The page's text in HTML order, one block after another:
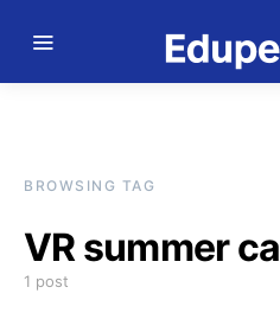
BROWSING TAG
VR summer
1 post